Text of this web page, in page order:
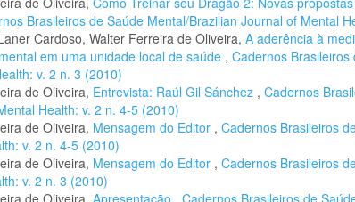
Brasileiros de Saúde Mental/Brazilian Journal of Mental
Cardoso, Walter Ferreira de Oliveira, A aderência à
em uma unidade local de saúde , Cadernos
v. 2 n. 3 (2010)
de Oliveira, Entrevista: Raúl Gil Sánchez , Cadernos
Health: v. 2 n. 4-5 (2010)
de Oliveira, Mensagem do Editor , Cadernos Brasileiros
v. 2 n. 4-5 (2010)
de Oliveira, Mensagem do Editor , Cadernos Brasileiros
v. 2 n. 3 (2010)
de Oliveira, Apresentação Cadernos Brasileiros de